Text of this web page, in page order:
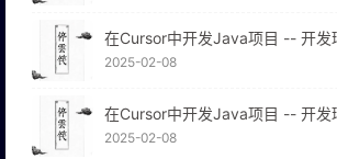
在Cursor中开发Java项目 -- 开发
2025-02-08
在Cursor中开发Java项目 -- 开发
2025-02-08